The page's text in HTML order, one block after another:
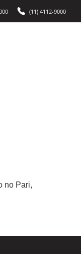
(11) 4112-9000
no Pari,